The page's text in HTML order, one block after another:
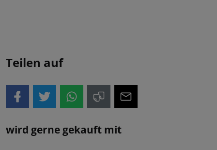
Teilen auf
wird gerne gekauft mit